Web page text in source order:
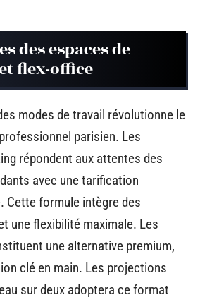
des espaces de
flex-office
modes de travail révolutionne le
parisien. Les
répondent aux attentes des
avec une tarification
Cette formule intègre des
une flexibilité maximale. Les
une alternative premium,
clé en main. Les projections
sur deux adoptera ce format